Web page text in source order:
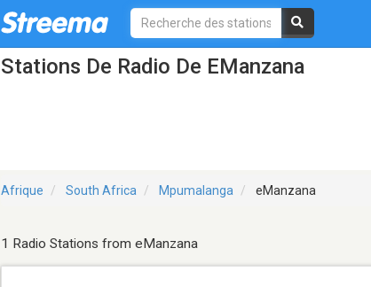
Stations De Radio De EManzana
Afrique South Africa Mpumalanga eManzana
1 Radio Stations from eManzana